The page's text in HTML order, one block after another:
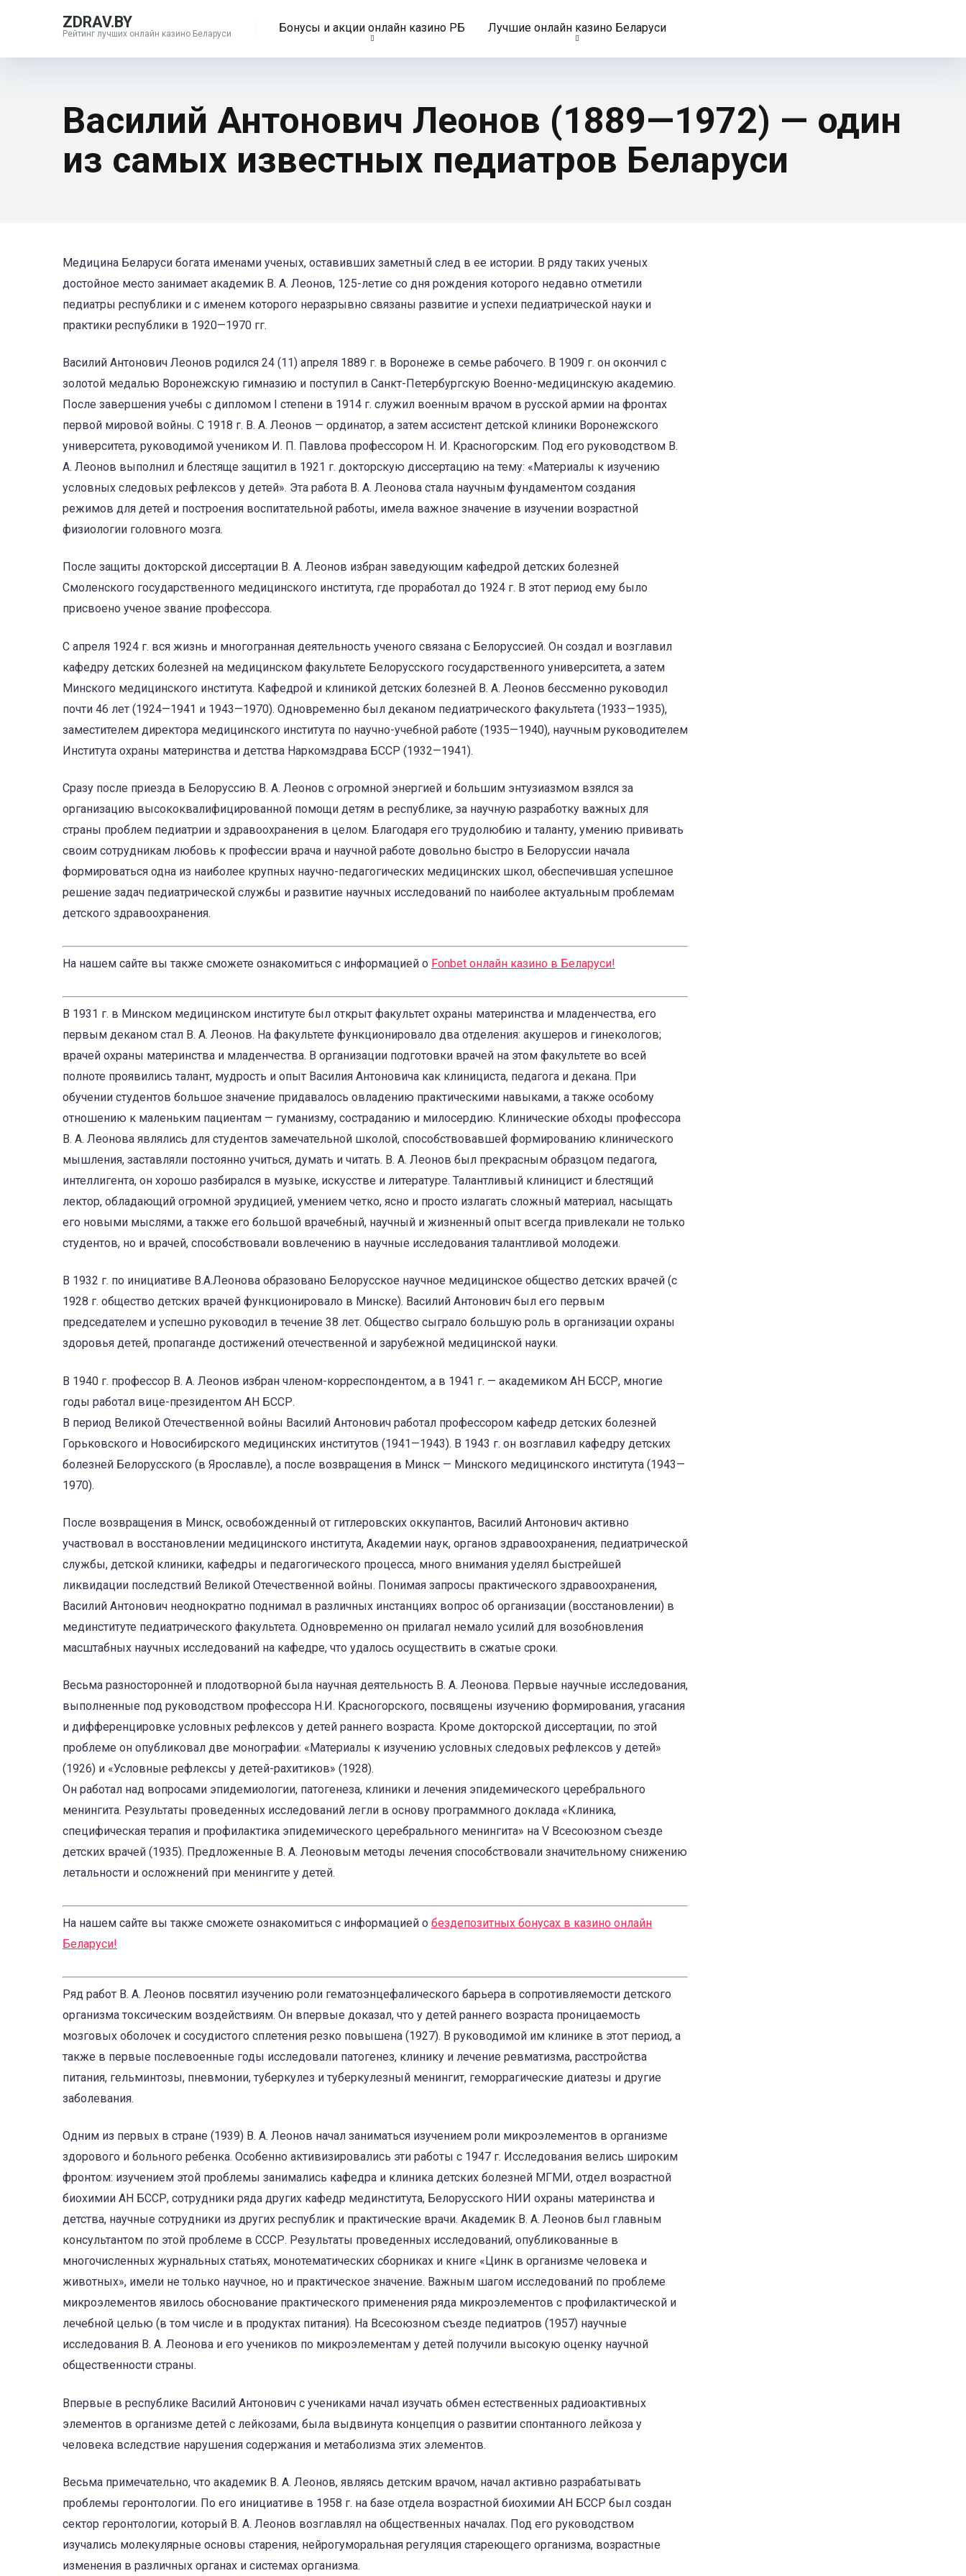
ZDRAV.BY
Рейтинг лучших онлайн казино Беларуси Бонусы и акции онлайн казино РБ Лучшие онлайн казино Беларуси
Василий Антонович Леонов (1889—1972) — один
из самых известных педиатров Беларуси
Медицина Беларуси богата именами ученых, оставивших заметный след в ее истории. В ряду таких ученых
достойное место занимает академик В. А. Леонов, 125-летие со дня рождения которого недавно отметили
педиатры республики и с именем которого неразрывно связаны развитие и успехи педиатрической науки и
практики республики в 1920—1970 гг.
Василий Антонович Леонов родился 24 (11) апреля 1889 г. в Воронеже в семье рабочего. В 1909 г. он окончил с
золотой медалью Воронежскую гимназию и поступил в Санкт-Петербургскую Военно-медицинскую академию.
После завершения учебы с дипломом I степени в 1914 г. служил военным врачом в русской армии на фронтах
первой мировой войны. С 1918 г. В. А. Леонов — ординатор, а затем ассистент детской клиники Воронежского
университета, руководимой учеником И. П. Павлова профессором Н. И. Красногорским. Под его руководством В.
А. Леонов выполнил и блестяще защитил в 1921 г. докторскую диссертацию на тему: «Материалы к изучению
условных следовых рефлексов у детей». Эта работа В. А. Леонова стала научным фундаментом создания
режимов для детей и построения воспитательной работы, имела важное значение в изучении возрастной
физиологии головного мозга.
После защиты докторской диссертации В. А. Леонов избран заведующим кафедрой детских болезней
Смоленского государственного медицинского института, где проработал до 1924 г. В этот период ему было
присвоено ученое звание профессора.
С апреля 1924 г. вся жизнь и многогранная деятельность ученого связана с Белоруссией. Он создал и возглавил
кафедру детских болезней на медицинском факультете Белорусского государственного университета, а затем
Минского медицинского института. Кафедрой и клиникой детских болезней В. А. Леонов бессменно руководил
почти 46 лет (1924—1941 и 1943—1970). Одновременно был деканом педиатрического факультета (1933—1935),
заместителем директора медицинского института по научно-учебной работе (1935—1940), научным руководителем
Института охраны материнства и детства Наркомздрава БССР (1932—1941).
Сразу после приезда в Белоруссию В. А. Леонов с огромной энергией и большим энтузиазмом взялся за
организацию высококвалифицированной помощи детям в республике, за научную разработку важных для
страны проблем педиатрии и здравоохранения в целом. Благодаря его трудолюбию и таланту, умению прививать
своим сотрудникам любовь к профессии врача и научной работе довольно быстро в Белоруссии начала
формироваться одна из наиболее крупных научно-педагогических медицинских школ, обеспечившая успешное
решение задач педиатрической службы и развитие научных исследований по наиболее актуальным проблемам
детского здравоохранения.
На нашем сайте вы также сможете ознакомиться с информацией о Fonbet онлайн казино в Беларуси!
В 1931 г. в Минском медицинском институте был открыт факультет охраны материнства и младенчества, его
первым деканом стал В. А. Леонов. На факультете функционировало два отделения: акушеров и гинекологов;
врачей охраны материнства и младенчества. В организации подготовки врачей на этом факультете во всей
полноте проявились талант, мудрость и опыт Василия Антоновича как клинициста, педагога и декана. При
обучении студентов большое значение придавалось овладению практическими навыками, а также особому
отношению к маленьким пациентам — гуманизму, состраданию и милосердию. Клинические обходы профессора
В. А. Леонова являлись для студентов замечательной школой, способствовавшей формированию клинического
мышления, заставляли постоянно учиться, думать и читать. В. А. Леонов был прекрасным образцом педагога,
интеллигента, он хорошо разбирался в музыке, искусстве и литературе. Талантливый клиницист и блестящий
лектор, обладающий огромной эрудицией, умением четко, ясно и просто излагать сложный материал, насыщать
его новыми мыслями, а также его большой врачебный, научный и жизненный опыт всегда привлекали не только
студентов, но и врачей, способствовали вовлечению в научные исследования талантливой молодежи.
В 1932 г. по инициативе В.А.Леонова образовано Белорусское научное медицинское общество детских врачей (с
1928 г. общество детских врачей функционировало в Минске). Василий Антонович был его первым
председателем и успешно руководил в течение 38 лет. Общество сыграло большую роль в организации охраны
здоровья детей, пропаганде достижений отечественной и зарубежной медицинской науки.
В 1940 г. профессор В. А. Леонов избран членом-корреспондентом, а в 1941 г. — академиком АН БССР, многие
годы работал вице-президентом АН БССР.
В период Великой Отечественной войны Василий Антонович работал профессором кафедр детских болезней
Горьковского и Новосибирского медицинских институтов (1941—1943). В 1943 г. он возглавил кафедру детских
болезней Белорусского (в Ярославле), а после возвращения в Минск — Минского медицинского института (1943—
1970).
После возвращения в Минск, освобожденный от гитлеровских оккупантов, Василий Антонович активно
участвовал в восстановлении медицинского института, Академии наук, органов здравоохранения, педиатрической
службы, детской клиники, кафедры и педагогического процесса, много внимания уделял быстрейшей
ликвидации последствий Великой Отечественной войны. Понимая запросы практического здравоохранения,
Василий Антонович неоднократно поднимал в различных инстанциях вопрос об организации (восстановлении) в
мединституте педиатрического факультета. Одновременно он прилагал немало усилий для возобновления
масштабных научных исследований на кафедре, что удалось осуществить в сжатые сроки.
Весьма разносторонней и плодотворной была научная деятельность В. А. Леонова. Первые научные исследования,
выполненные под руководством профессора Н.И. Красногорского, посвящены изучению формирования, угасания
и дифференцировке условных рефлексов у детей раннего возраста. Кроме докторской диссертации, по этой
проблеме он опубликовал две монографии: «Материалы к изучению условных следовых рефлексов у детей»
(1926) и «Условные рефлексы у детей-рахитиков» (1928).
Он работал над вопросами эпидемиологии, патогенеза, клиники и лечения эпидемического церебрального
менингита. Результаты проведенных исследований легли в основу программного доклада «Клиника,
специфическая терапия и профилактика эпидемического церебрального менингита» на V Всесоюзном съезде
детских врачей (1935). Предложенные В. А. Леоновым методы лечения способствовали значительному снижению
летальности и осложнений при менингите у детей.
На нашем сайте вы также сможете ознакомиться с информацией о бездепозитных бонусах в казино онлайн
Беларуси!
Ряд работ В. А. Леонов посвятил изучению роли гематоэнцефалического барьера в сопротивляемости детского
организма токсическим воздействиям. Он впервые доказал, что у детей раннего возраста проницаемость
мозговых оболочек и сосудистого сплетения резко повышена (1927). В руководимой им клинике в этот период, а
также в первые послевоенные годы исследовали патогенез, клинику и лечение ревматизма, расстройства
питания, гельминтозы, пневмонии, туберкулез и туберкулезный менингит, геморрагические диатезы и другие
заболевания.
Одним из первых в стране (1939) В. А. Леонов начал заниматься изучением роли микроэлементов в организме
здорового и больного ребенка. Особенно активизировались эти работы с 1947 г. Исследования велись широким
фронтом: изучением этой проблемы занимались кафедра и клиника детских болезней МГМИ, отдел возрастной
биохимии АН БССР, сотрудники ряда других кафедр мединститута, Белорусского НИИ охраны материнства и
детства, научные сотрудники из других республик и практические врачи. Академик В. А. Леонов был главным
консультантом по этой проблеме в СССР. Результаты проведенных исследований, опубликованные в
многочисленных журнальных статьях, монотематических сборниках и книге «Цинк в организме человека и
животных», имели не только научное, но и практическое значение. Важным шагом исследований по проблеме
микроэлементов явилось обоснование практического применения ряда микроэлементов с профилактической и
лечебной целью (в том числе и в продуктах питания). На Всесоюзном съезде педиатров (1957) научные
исследования В. А. Леонова и его учеников по микроэлементам у детей получили высокую оценку научной
общественности страны.
Впервые в республике Василий Антонович с учениками начал изучать обмен естественных радиоактивных
элементов в организме детей с лейкозами, была выдвинута концепция о развитии спонтанного лейкоза у
человека вследствие нарушения содержания и метаболизма этих элементов.
Весьма примечательно, что академик В. А. Леонов, являясь детским врачом, начал активно разрабатывать
проблемы геронтологии. По его инициативе в 1958 г. на базе отдела возрастной биохимии АН БССР был создан
сектор геронтологии, который В. А. Леонов возглавлял на общественных началах. Под его руководством
изучались молекулярные основы старения, нейрогуморальная регуляция стареющего организма, возрастные
изменения в различных органах и системах организма.